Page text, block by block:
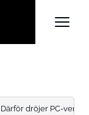
dröjer PC-